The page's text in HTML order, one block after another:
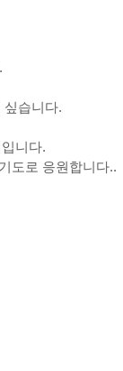
싶습니다.
니다.
도로 응원합니다..